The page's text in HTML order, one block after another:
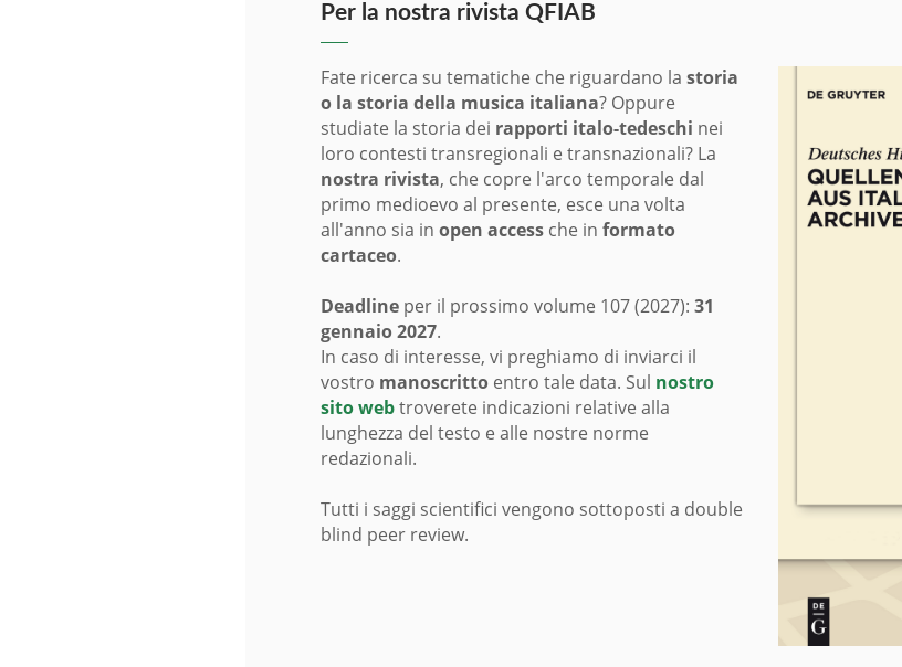
Per la nostra rivista QFIAB
Fate ricerca su tematiche che riguardano la storia
o la storia della musica italiana? Oppure
studiate la storia dei rapporti italo-tedeschi nei
loro contesti transregionali e transnazionali? La
nostra rivista, che copre l'arco temporale dal
primo medioevo al presente, esce una volta
all'anno sia in open accessche in formato
cartaceo.
Deadline per il prossimo volume 107 (2027): 31
gennaio 2027.
In caso di interesse, vi preghiamo di inviarci il
vostro manoscrittoentro tale data. Sul nostro
sito webtroverete indicazioni relative alla
lunghezza del testo e alle nostre norme
redazionali.
Tutti i saggi scientifici vengono sottoposti a double
blind peer review.